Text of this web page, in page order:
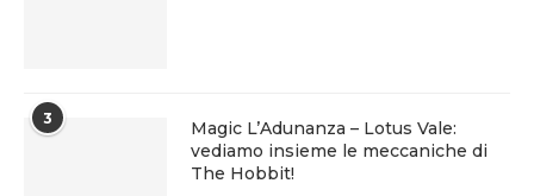
3
Magic L’Adunanza – Lotus Vale:
vediamo insieme le meccaniche di
The Hobbit!